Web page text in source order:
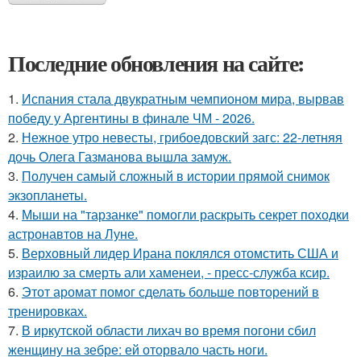
Последние обновления на сайте:
1. Испания стала двукратным чемпионом мира, вырвав
победу у Аргентины в финале ЧМ - 2026.
2. Нежное утро невесты, грибоедовский загс: 22-летняя
дочь Олега Газманова вышла замуж.
3. Получен самый сложный в истории прямой снимок
экзопланеты.
4. Мыши на "тарзанке" помогли раскрыть секрет походки
астронавтов на Луне.
5. Верховный лидер Ирана поклялся отомстить США и
израилю за смерть али хаменеи, - пресс-служба ксир.
6. Этот аромат помог сделать больше повторений в
тренировках.
7. В иркутской области лихач во время погони сбил
женщину на зебре: ей оторвало часть ноги.